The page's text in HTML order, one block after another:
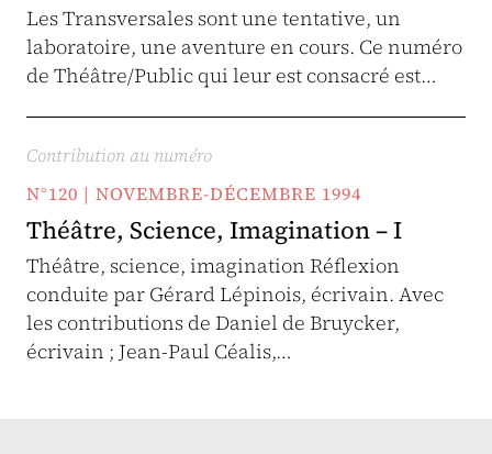
Les Transversales sont une tentative, un
laboratoire, une aventure en cours. Ce numéro
de Théâtre/Public qui leur est consacré est…
Contribution au numéro
N°120 | NOVEMBRE-DÉCEMBRE 1994
Théâtre, Science, Imagination – I
Théâtre, science, imagination Réflexion
conduite par Gérard Lépinois, écrivain. Avec
les contributions de Daniel de Bruycker,
écrivain ; Jean-Paul Céalis,…